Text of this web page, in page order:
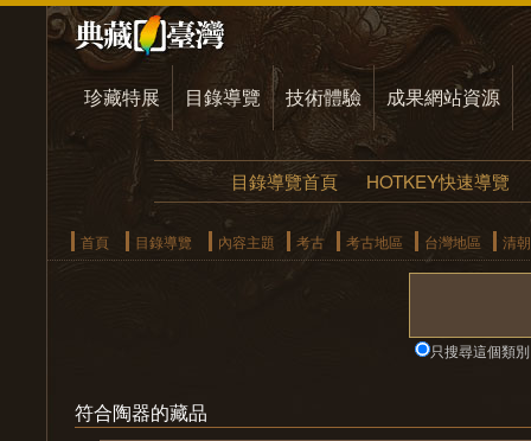
珍藏特展 目錄導覽 技術體驗 成果網站資源
目錄導覽首頁 HOTKEY快速導覽
首頁 目錄導覽 內容主題 考古 考古地區 台灣地區 清
只搜尋這個類別
符合陶器的藏品